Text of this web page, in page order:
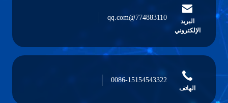
البريد
الإلكتروني
774883110@qq.com
الهاتف
0086-15154543322